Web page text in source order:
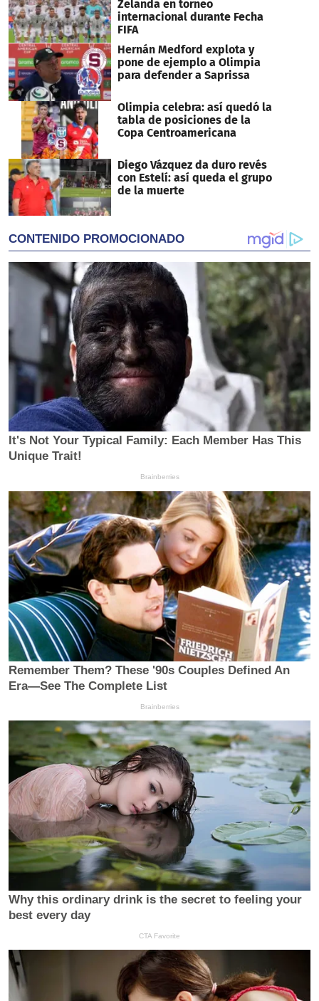
Zelanda en torneo
internacional durante Fecha
FIFA
Hernán Medford explota y
pone de ejemplo a Olimpia
para defender a Saprissa
Olimpia celebra: así quedó la
tabla de posiciones de la
Copa Centroamericana
Diego Vázquez da duro revés
con Estelí: así queda el grupo
de la muerte